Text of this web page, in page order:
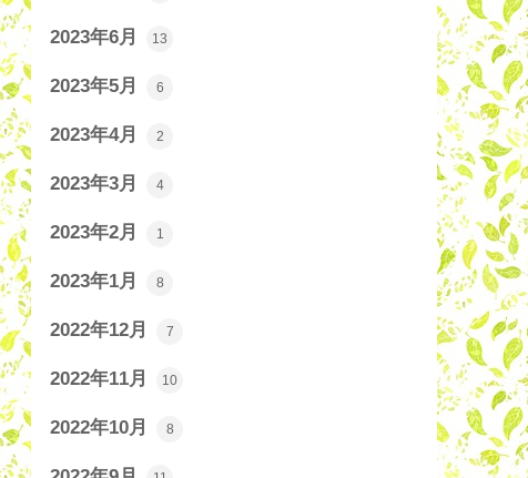
2023年6月 13
2023年5月 6
2023年4月 2
2023年3月 4
2023年2月 1
2023年1月 8
2022年12月 7
2022年11月 10
2022年10月 8